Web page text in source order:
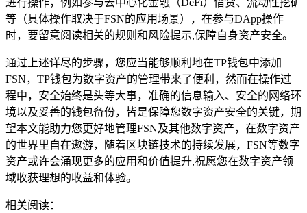
等（具体操作取决于FSN的应用场景），在参与DApp操作
时，要留意阅读相关的规则和风险提示,保障自身资产安全。
通过上述详尽的步骤，您应当能够顺利地在TP钱包中添加
FSN，TP钱包为数字资产的管理带来了便利，然而在操作过
程中，安全始终是头等大事，准确的信息输入、安全的网络环
境以及妥善的钱包备份，皆是保障您数字资产安全的关键，期
望本文能助力您更好地管理FSN及其他数字资产，在数字资产
的世界里自在遨游，随着区块链技术的持续发展，FSN等数字
资产或许会涌现更多的应用和价值提升,祝愿您在数字资产领
域收获理想的收益和体验。
相关阅读：